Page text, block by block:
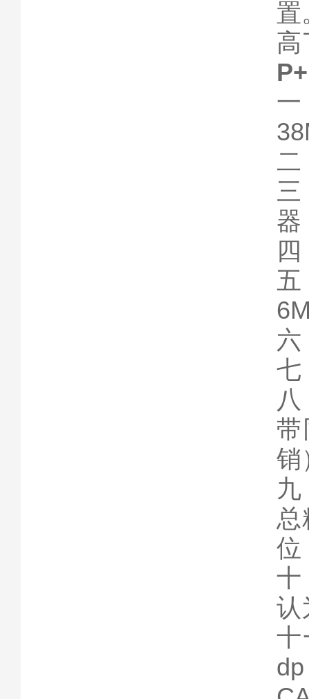
置
高
二
器
六
七
带
销
总
位
十
认
十